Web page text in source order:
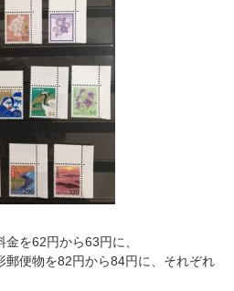
を62円から63円に、
郵便物を82円から84円に、それぞれ